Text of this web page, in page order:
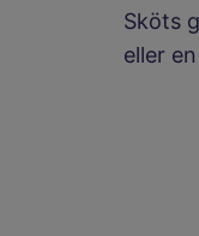
Sköts
eller